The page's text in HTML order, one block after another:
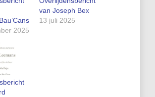
2025
van Joseph Bex
13 juli 2025